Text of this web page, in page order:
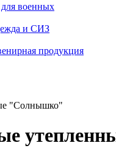
военных
и СИЗ
продукция
"Солнышко"